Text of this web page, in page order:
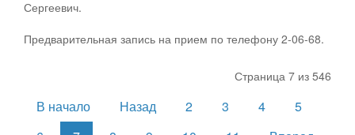
Сергеевич.
Предварительная запись на прием по телефону 2-06-68.
Страница 7 из 546
В начало Назад 2 3 4
5